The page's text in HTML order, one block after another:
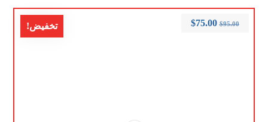
تخفيض! $95.00
$75.00